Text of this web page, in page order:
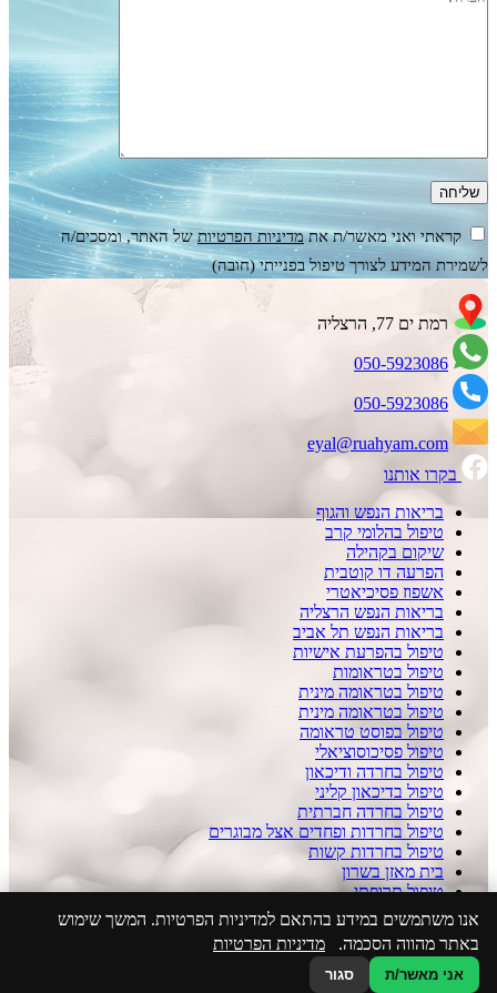
קראתי ואני מאשר/ת אתמדיניות הפרטיותשל האתר, ומסכים/ה
לשמירת המידע לצורך טיפול בפנייתי (חובה)
רמת ים 77, הרצליה
050-5923086
050-5923086
eyal@ruahyam.com
בקרו אותנו
בריאות הנפש והגוף
טיפול בהלומי קרב
שיקום בקהילה
הפרעה דו קוטבית
אשפוז פסיכיאטרי
בריאות הנפש הרצליה
בריאות הנפש תל אביב
טיפול בהפרעת אישיות
טיפול בטראומות
טיפול בטראומה מינית
טיפול בטראומה מינית
טיפול בפוסט טראומה
טיפול פסיכוסוציאלי
טיפול בחרדה ודיכאון
טיפול בדיכאון קליני
טיפול בחרדה חברתית
טיפול בחרדות ופחדים אצל מבוגרים
טיפול בחרדות קשות
בית מאזן בשרון
טיפול תרופתי
הצהרת נגישות
מדיניות הפרטיות באתר
בניית אתרים בעיצוב אישי
אנו משתמשים במידע בהתאם למדיניות הפרטיות. המשך שימוש
באתר מהווה הסכמה. מדיניות הפרטיות
אני מאשר/ת סגור